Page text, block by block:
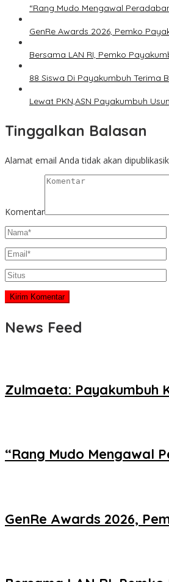
“Rang Mudo Mengawal
GenRe Awards 2026, Pemko
Bersama LAN RI, Pemko
88 Siswa Di Payakumbuh Terima
Lewat PKN,ASN Payakumbuh
Tinggalkan Balasan
Alamat email Anda tidak akan
Komentar
News Feed
Zulmaeta: Payakumbuh
“Rang Mudo Mengawal
GenRe Awards 2026,